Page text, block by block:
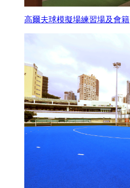
高爾夫球模擬場練習場及會籍